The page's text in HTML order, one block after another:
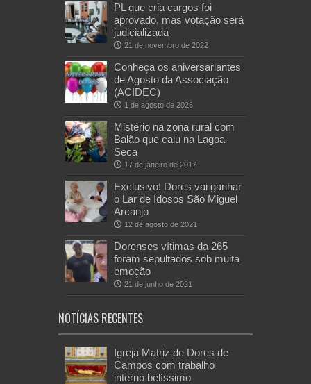
PL que cria cargos foi
aprovado, mas votação será
judicializada
21 de novembro de 2022
Conheça os aniversariantes
de Agosto da Associação
(ACIDEC)
1 de agosto de 2026
Mistério na zona rural com
Balão que caiu na Lagoa
Seca
17 de janeiro de 2017
Exclusivo! Dores vai ganhar
o Lar de Idosos São Miguel
Arcanjo
12 de agosto de 2021
Dorenses vítimas da 265
foram sepultados sob muita
emoção
21 de junho de 2021
NOTÍCIAS RECENTES
Igreja Matriz de Dores de
Campos com trabalho
interno belíssimo